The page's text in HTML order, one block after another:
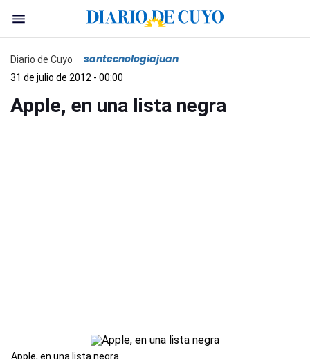
Diario de Cuyo santecnologiajuan
31 de julio de 2012 - 00:00
Apple, en una lista negra
Apple, en una lista negra